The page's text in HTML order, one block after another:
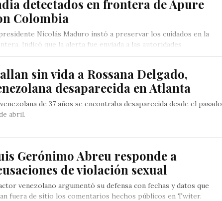
detectados en frontera de Apure
Colombia
Nicolás Maduro instó a preservar los cuidados en la
Indicó que la alerta fue enviada a las autoridades
ya que en la nación neogranadina «no hay ninguna
sin vida a Rossana Delgado,
desaparecida en Atlanta
de 37 años se encontraba desaparecida desde el pasado
abril.
Gerónimo Abreu responde a
de violación sexual
venezolano argumentó su defensa con fechas y datos que
fuera de sitio los comentarios hechos públicos en Twiter.